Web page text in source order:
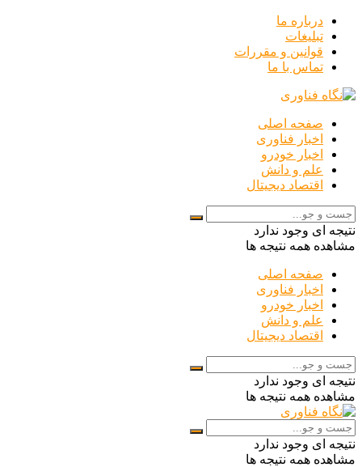
درباره ما
تبلیغات
قوانین و مقررات
تماس با ما
صفحه اصلی
اخبار فناوری
اخبار خودرو
علم و دانش
اقتصاد دیجیتال
نتیجه ای وجود ندارد
مشاهده همه نتیجه ها
صفحه اصلی
اخبار فناوری
اخبار خودرو
علم و دانش
اقتصاد دیجیتال
نتیجه ای وجود ندارد
مشاهده همه نتیجه ها
نتیجه ای وجود ندارد
مشاهده همه نتیجه ها